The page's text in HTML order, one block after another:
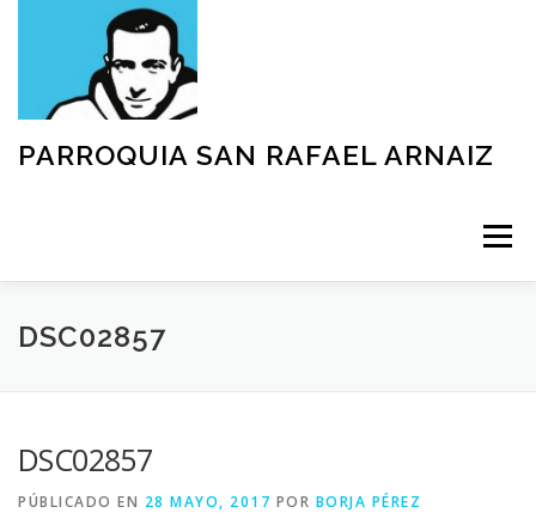
PARROQUIA SAN RAFAEL ARNAIZ
Menú
NUESTRA PARROQUIA
TEXTOS Y DOCUMENTOS
DSC02857
DSC02857
PÚBLICADO EN 28 MAYO, 2017 POR BORJA PÉREZ